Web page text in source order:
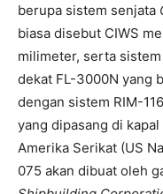
berupa sistem senjata
biasa disebut CIWS
milimeter, serta
dekat FL-3000N yang
dengan sistem RIM-116
yang dipasang di
Amerika Serikat (US
075 akan dibuat oleh